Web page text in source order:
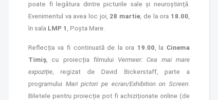
poate fi legătura dintre picturile sale și neuroștiință.
Evenimentul va avea loc joi, 28 martie, de la ora 18.00,
în sala LMP 1 , Poșta Mare.
Reflecția va fi continuată de la ora 19.00, la Cinema
Timiș, cu proiecția filmului Vermeer: Cea mai mare
expoziție, regizat de David Bickerstaff, parte a
programului Mari pictori pe ecran/Exhibition on Screen.
Biletele pentru proiecție pot fi achiziționate online (de